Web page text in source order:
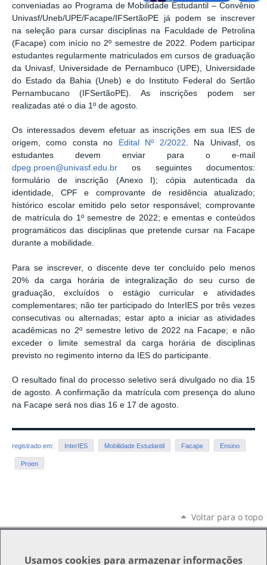
conveniadas ao Programa de Mobilidade Estudantil – Convênio
Univasf/Uneb/UPE/Facape/IFSertãoPE já podem se inscrever
na seleção para cursar disciplinas na Faculdade de Petrolina
(Facape) com início no 2º semestre de 2022. Podem participar
estudantes regularmente matriculados em cursos de graduação
da Univasf, Universidade de Pernambuco (UPE), Universidade
do Estado da Bahia (Uneb) e do Instituto Federal do Sertão
Pernambucano (IFSertãoPE). As inscrições podem ser
realizadas até o dia 1º de agosto.
Os interessados devem efetuar as inscrições em sua IES de
origem, como consta no
Edital Nº 2/2022. Na Univasf, os
estudantes devem enviar para o e-mail
dpeg.proen@univasf.edu.br os seguintes documentos:
formulário de inscrição (Anexo I); cópia autenticada da
identidade, CPF e comprovante de residência atualizado;
histórico escolar emitido pelo setor responsável; comprovante
de matrícula do 1º semestre de 2022; e ementas e conteúdos
programáticos das disciplinas que pretende cursar na Facape
durante a mobilidade.
Para se inscrever, o discente deve ter concluído pelo menos
20% da carga horária de integralização do seu curso de
graduação, excluídos o estágio curricular e atividades
complementares; não ter participado do InterIES por três vezes
consecutivas ou alternadas; estar apto a iniciar as atividades
acadêmicas no 2º semestre letivo de 2022 na Facape; e não
exceder o limite semestral da carga horária de disciplinas
previsto no regimento interno da IES do participante.
O resultado final do processo seletivo será divulgado no dia 15
de agosto. A confirmação da matrícula com presença do aluno
na Facape será nos dias 16 e 17 de agosto.
registrado em: InterIES Mobilidade Estudantil Facape Ensino
Proen
Voltar para o topo
Usamoscookies para armazenar informações